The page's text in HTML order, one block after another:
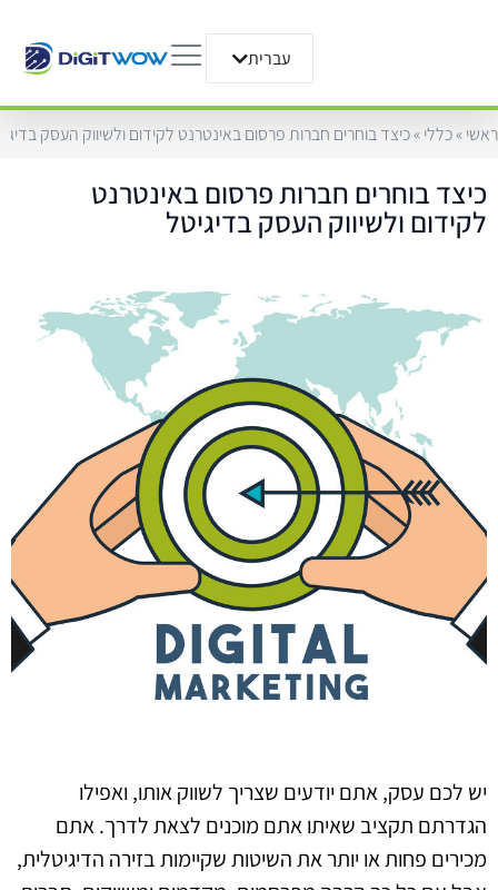
עבריתEnglish
ראשי»כללי»כיצד בוחרים חברות פרסום באינטרנט לקידום ולשיווק העסק
כיצד בוחרים חברות פרסום באינטרנט
לקידום ולשיווק העסק בדיגיטל
יש לכם עסק, אתם יודעים שצריך לשווק אותו, ואפילו
הגדרתם תקציב שאיתו אתם מוכנים לצאת לדרך. אתם
מכירים פחות או יותר את השיטות שקיימות בזירה הדיגיטלית,